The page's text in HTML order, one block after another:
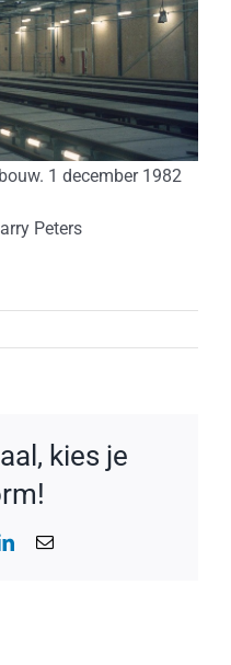
1 december 1982
Peters
kies je
LinkedIn
E-